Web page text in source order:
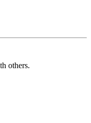
others.